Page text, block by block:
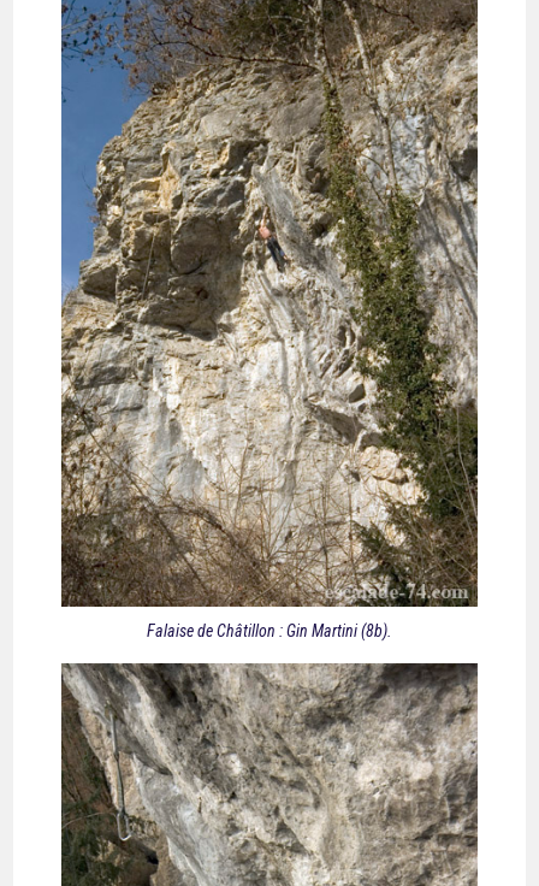
Falaise de Châtillon : Gin Martini (8b).